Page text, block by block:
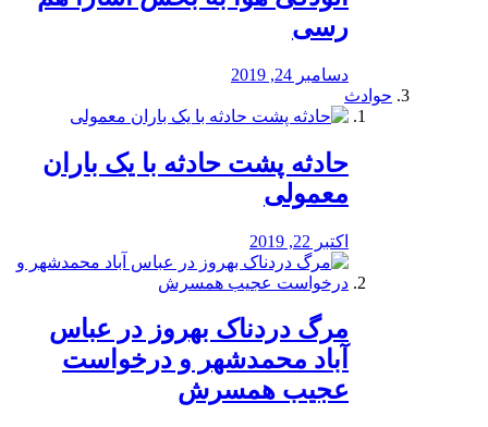
رسی
دسامبر 24, 2019
حوادث
️حادثه پشت حادثه با یک باران
معمولی
اکتبر 22, 2019
مرگ دردناک بهروز در عباس
آباد محمدشهر و درخواست
عجیب همسرش